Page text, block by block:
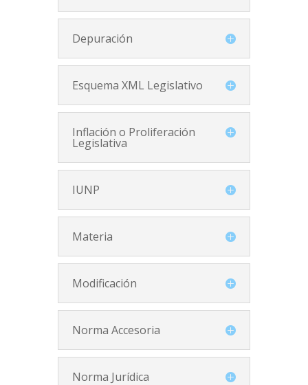
Depuración
Esquema XML Legislativo
Inflación o Proliferación
Legislativa
IUNP
Materia
Modificación
Norma Accesoria
Norma Jurídica